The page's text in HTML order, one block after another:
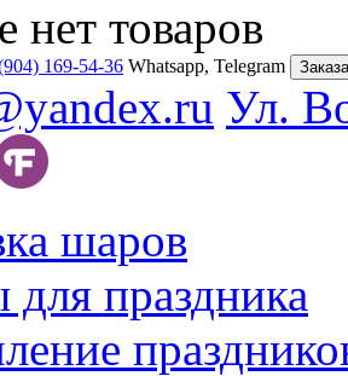
нет товаров
169-54-36 Whatsapp, Telegram
Ул.
шаров
для праздника